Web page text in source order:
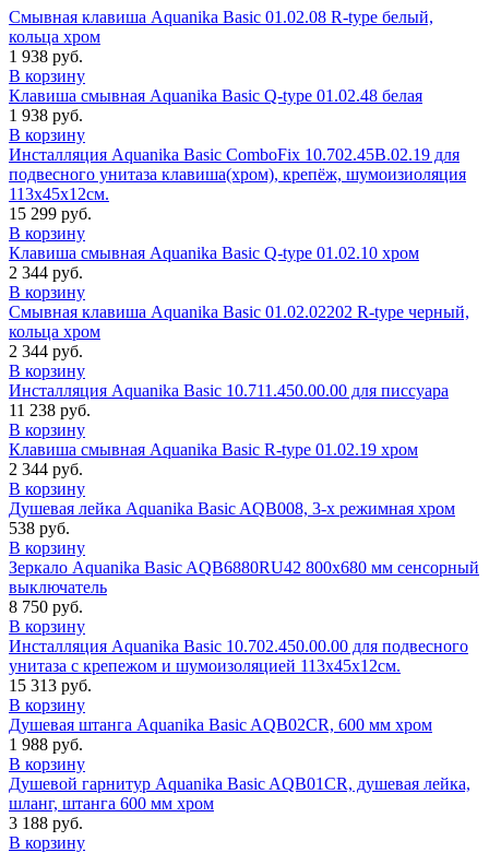
Смывная клавиша Aquanika Basic 01.02.08 R-type белый,
кольца хром
1 938 руб.
В корзину
Клавиша смывная Aquanika Basic Q-type 01.02.48 белая
1 938 руб.
В корзину
Инсталляция Aquanika Basic ComboFix 10.702.45B.02.19 для
подвесного унитаза клавиша(хром), крепёж, шумоизиоляция
113х45х12см.
15 299 руб.
В корзину
Клавиша смывная Aquanika Basic Q-type 01.02.10 хром
2 344 руб.
В корзину
Cмывная клавиша Aquanika Basic 01.02.02202 R-type черный,
кольца хром
2 344 руб.
В корзину
Инсталляция Aquanika Basic 10.711.450.00.00 для писсуара
11 238 руб.
В корзину
Клавиша смывная Aquanika Basic R-type 01.02.19 хром
2 344 руб.
В корзину
Душевая лейка Aquanika Basic AQB008, 3-х режимная хром
538 руб.
В корзину
Зеркало Aquanika Basic AQB6880RU42 800х680 мм сенсорный
выключатель
8 750 руб.
В корзину
Инсталляция Aquanika Basic 10.702.450.00.00 для подвесного
унитаза с крепежом и шумоизоляцией 113x45x12см.
15 313 руб.
В корзину
Душевая штанга Aquanika Basic AQB02CR, 600 мм хром
1 988 руб.
В корзину
Душевой гарнитур Aquanika Basic AQB01CR, душевая лейка,
шланг, штанга 600 мм хром
3 188 руб.
В корзину